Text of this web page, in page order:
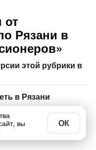
от
Рязани в
этой рубрики в
в Рязани
Рязани в августе
вы
ОК